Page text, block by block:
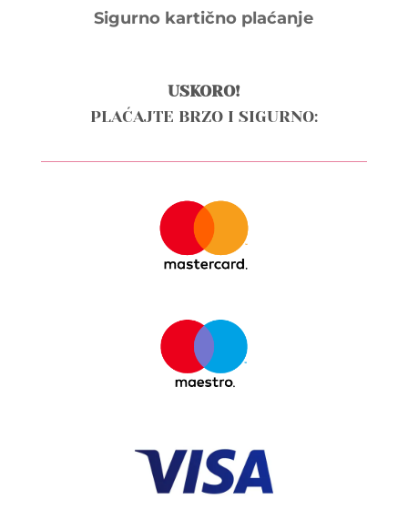
Sigurno kartično plaćanje
USKORO!
PLAĆAJTE BRZO I SIGURNO: